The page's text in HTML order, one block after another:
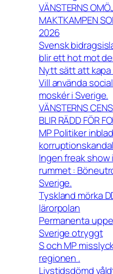
VÄNSTERNS
MAKTKAMPEN
2026
Svensk
blir ett hot mot
Nytt sätt att kapa
Vill använda
moskér i Sverige.
VÄNSTERNS
BLIR RÄDD FÖR
MP Politiker
korruptionskandal
Ingen freak
rummet :
Sverige.
Tyskland mörka
lärorpolan
Permanenta
Sverige otryggt
S och MP
regionen .
Livstidsdömd